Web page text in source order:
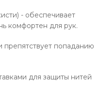
- обеспечивает
комфортен для рук.
препятствует попаданию
для защиты нитей